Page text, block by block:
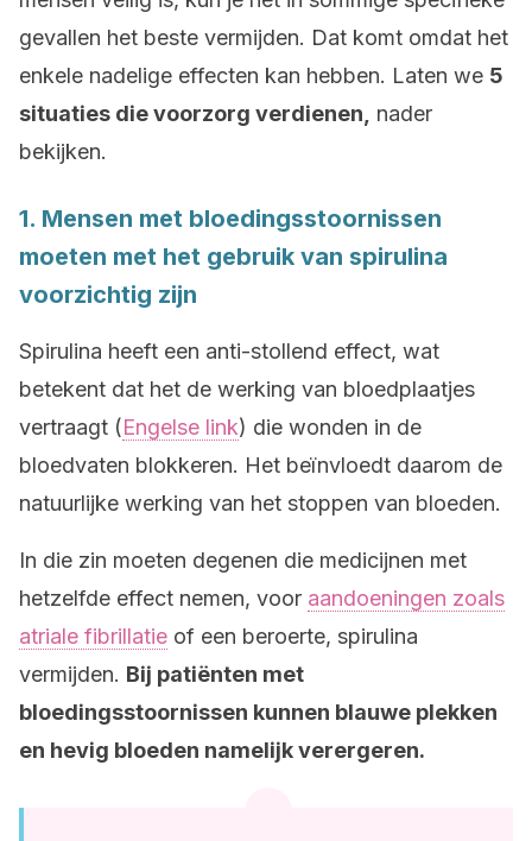
gevallen het beste vermijden. Dat komt omdat het
enkele nadelige effecten kan hebben. Laten we 5
situaties die voorzorg verdienen,
nader
bekijken.
1. Mensen met bloedingsstoornissen
moeten met het gebruik van spirulina
voorzichtig zijn
Spirulina heeft een anti-stollend effect, wat
betekent dat het de werking van bloedplaatjes
vertraagt (Engelse link) die wonden in de
bloedvaten blokkeren. Het beïnvloedt daarom de
natuurlijke werking van het stoppen van bloeden.
In die zin moeten degenen die medicijnen met
hetzelfde effect nemen, voor aandoeningen zoals
atriale fibrillatie of een beroerte, spirulina
vermijden. Bij patiënten met
bloedingsstoornissen kunnen blauwe plekken
en hevig bloeden namelijk verergeren.